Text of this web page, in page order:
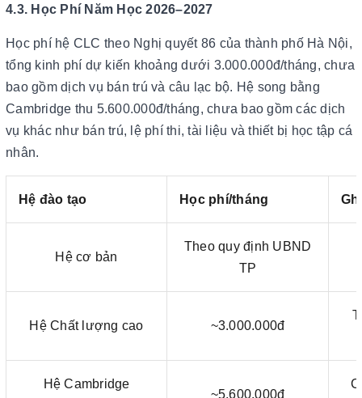
4.3. Học Phí Năm Học 2026–2027
Học phí hệ CLC theo Nghị quyết 86 của thành phố Hà Nội,
tổng kinh phí dự kiến khoảng dưới 3.000.000đ/tháng, chưa
bao gồm dịch vụ bán trú và câu lạc bộ. Hệ song bằng
Cambridge thu 5.600.000đ/tháng, chưa bao gồm các dịch
vụ khác như bán trú, lệ phí thi, tài liệu và thiết bị học tập cá
nhân.
Hệ đào tạo Học phí/tháng
Hệ cơ bản
Theo quy định UBND
TP
Hệ Chất lượng cao ~3.000.000đ
Hệ Cambridge
~5.600.000đ